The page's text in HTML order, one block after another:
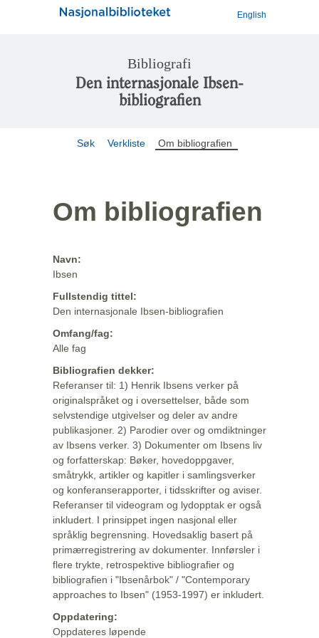
English
Bibliografi
Den internasjonale Ibsen-
bibliografien
Søk Verkliste Om bibliografien
Om bibliografien
Navn:
Ibsen
Fullstendig tittel:
Den internasjonale Ibsen-bibliografien
Omfang/fag:
Alle fag
Bibliografien dekker:
Referanser til: 1) Henrik Ibsens verker på
originalspråket og i oversettelser, både som
selvstendige utgivelser og deler av andre
publikasjoner. 2) Parodier over og omdiktninger
av Ibsens verker. 3) Dokumenter om Ibsens liv
og forfatterskap: Bøker, hovedoppgaver,
småtrykk, artikler og kapitler i samlingsverker
og konferanserapporter, i tidsskrifter og aviser.
Referanser til videogram og lydopptak er også
inkludert. I prinsippet ingen nasjonal eller
språklig begrensning. Hovedsaklig basert på
primærregistrering av dokumenter. Innførsler i
flere trykte, retrospektive bibliografier og
bibliografien i "Ibsenårbok" / "Contemporary
approaches to Ibsen" (1953-1997) er inkludert.
Oppdatering:
Oppdateres løpende